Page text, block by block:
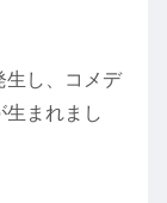
生し、コメデ
生まれまし